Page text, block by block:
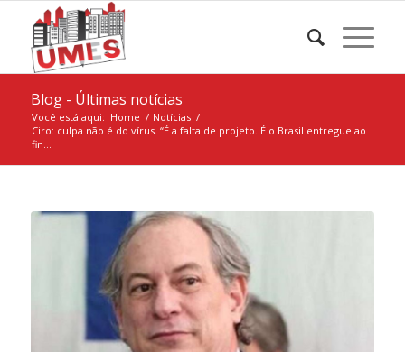
Blog - Últimas notícias
Você está aqui: Home / Notícias /
Ciro: culpa não é do vírus. “É a falta de projeto. É o Brasil entregue ao
fin...